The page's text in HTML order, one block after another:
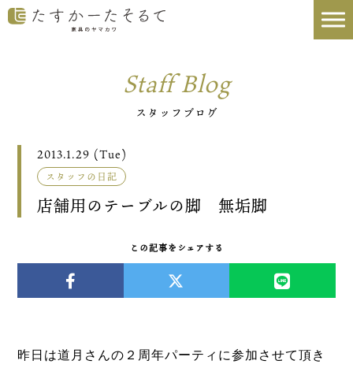
Staff Blog
スタッフブログ
2013.1.29 (Tue)
スタッフの日記
店舗用のテーブルの脚 無垢脚
この記事をシェアする
昨日は道月さんの２周年パーティに参加させて頂き